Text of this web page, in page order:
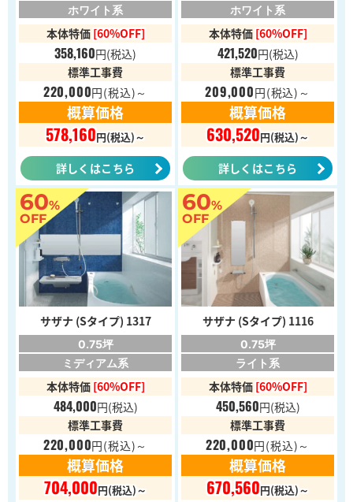
ホワイト系
本体特価 [60%OFF]
358,160円(税込)
標準工事費
220,000円(税込)～
概算価格
578,160円(税込)～
詳しくはこちら
ホワイト系
本体特価 [60%OFF]
421,520円(税込)
標準工事費
209,000円(税込)～
概算価格
630,520円(税込)～
詳しくはこちら
60%
OFF
サザナ (Sタイプ) 1317
0.75坪
ミディアム系
本体特価 [60%OFF]
484,000円(税込)
標準工事費
220,000円(税込)～
概算価格
704,000円(税込)～
60%
OFF
サザナ (Sタイプ) 1116
0.75坪
ライト系
本体特価 [60%OFF]
450,560円(税込)
標準工事費
220,000円(税込)～
概算価格
670,560円(税込)～